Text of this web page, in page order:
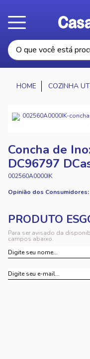
COZINHA
Concha de
DC96797
002560A0000IK
Opinião dos Consumidores:
Para ser avisado da
campos abaixo.